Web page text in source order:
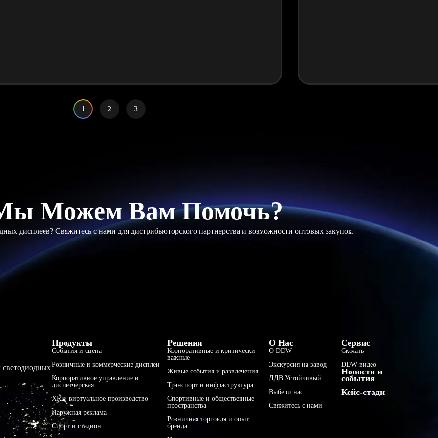
1 2 3
Можем Вам Помочь?
дисплеев? Свяжитесь с нами для дистрибьюторского партнерства и возможности оптовых закупок.
Продукты
События и сцена
Розничные и коммерческие дисплеи
Корпоративное управление и
диспетчерская
XR и виртуальное производство
Наружная реклама
Спорт и стадион
Решения
Корпоративные и критически
важные
Живые события и развлечения
Транспорт и инфраструктура
Спортивные и общественные
пространства
Розничная торговля и опыт
бренда
О Нас
О DDW
Экскурсия на завод
ДДВ Устойчивый
Выбери нас
Свяжитесь с нами
Сервис
Скачать
DDW видео
Новости и
события
Кейс-стади
한국어
Bahasa Indonesia
हिन्दी
فارسی